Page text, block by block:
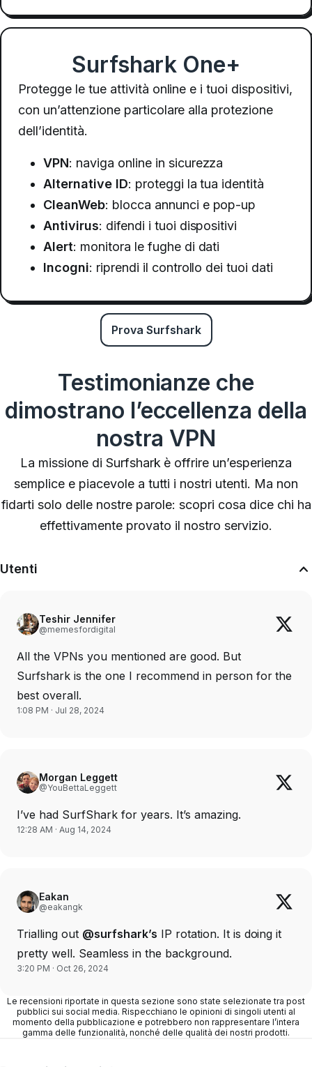
Surfshark One+
Protegge le tue attività online e i tuoi dispositivi,
con un’attenzione particolare alla protezione
dell’identità.
VPN: naviga online in sicurezza
Alternative ID: proteggi la tua identità
CleanWeb: blocca annunci e pop-up
Antivirus: difendi i tuoi dispositivi
Alert: monitora le fughe di dati
Incogni: riprendi il controllo dei tuoi dati
Prova Surfshark
Testimonianze che
dimostrano l’eccellenza della
nostra VPN
La missione di Surfshark è offrire un’esperienza
semplice e piacevole a tutti i nostri utenti. Ma non
fidarti solo delle nostre parole: scopri cosa dice chi ha
effettivamente provato il nostro servizio.
Utenti
Teshir Jennifer
@memesfordigital
All the VPNs you mentioned are good. But
Surfshark is the one I recommend in person for the
best overall.
1:08 PM · Jul 28, 2024
Morgan Leggett
@YouBettaLeggett
I’ve had SurfShark for years. It’s amazing.
12:28 AM · Aug 14, 2024
Eakan
@eakangk
Trialling out @surfshark’s IP rotation. It is doing it
pretty well. Seamless in the background.
3:20 PM · Oct 26, 2024
Le recensioni riportate in questa sezione sono state selezionate tra post
pubblici sui social media. Rispecchiano le opinioni di singoli utenti al
momento della pubblicazione e potrebbero non rappresentare l’intera
gamma delle funzionalità, nonché delle qualità dei nostri prodotti.